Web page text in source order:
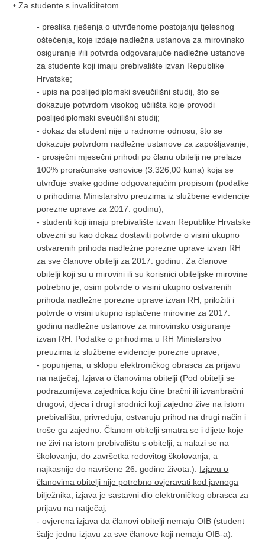
• Za studente s invaliditetom
- preslika rješenja o utvrđenome postojanju tjelesnog
oštećenja, koje izdaje nadležna ustanova za mirovinsko
osiguranje i/ili potvrda odgovarajuće nadležne ustanove
za studente koji imaju prebivalište izvan Republike
Hrvatske;
- upis na poslijediplomski sveučilišni studij, što se
dokazuje potvrdom visokog učilišta koje provodi
poslijediplomski sveučilišni studij;
- dokaz da student nije u radnome odnosu, što se
dokazuje potvrdom nadležne ustanove za zapošljavanje;
- prosječni mjesečni prihodi po članu obitelji ne prelaze
100% proračunske osnovice (3.326,00 kuna) koja se
utvrđuje svake godine odgovarajućim propisom (podatke
o prihodima Ministarstvo preuzima iz službene evidencije
porezne uprave za 2017. godinu);
- studenti koji imaju prebivalište izvan Republike Hrvatske
obvezni su kao dokaz dostaviti potvrde o visini ukupno
ostvarenih prihoda nadležne porezne uprave izvan RH
za sve članove obitelji za 2017. godinu. Za članove
obitelji koji su u mirovini ili su korisnici obiteljske mirovine
potrebno je, osim potvrde o visini ukupno ostvarenih
prihoda nadležne porezne uprave izvan RH, priložiti i
potvrde o visini ukupno isplaćene mirovine za 2017.
godinu nadležne ustanove za mirovinsko osiguranje
izvan RH. Podatke o prihodima u RH Ministarstvo
preuzima iz službene evidencije porezne uprave;
- popunjena, u sklopu elektroničkog obrasca za prijavu
na natječaj, Izjava o članovima obitelji (Pod obitelji se
podrazumijeva zajednica koju čine bračni ili izvanbračni
drugovi, djeca i drugi srodnici koji zajedno žive na istom
prebivalištu, privređuju, ostvaruju prihod na drugi način i
troše ga zajedno. Članom obitelji smatra se i dijete koje
ne živi na istom prebivalištu s obitelji, a nalazi se na
školovanju, do završetka redovitog školovanja, a
najkasnije do navršene 26. godine života.). Izjavu o
članovima obitelji nije potrebno ovjeravati kod javnoga
bilježnika, izjava je sastavni dio elektroničkog obrasca za
prijavu na natječaj;
- ovjerena izjava da članovi obitelji nemaju OIB (student
šalje jednu izjavu za sve članove koji nemaju OIB-a).